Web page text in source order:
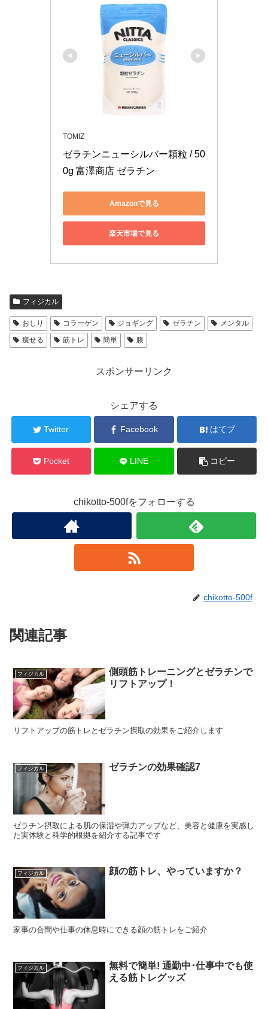
TOMIZ
ゼラチンニューシルバー顆粒 / 50
0g 富澤商店 ゼラチン
Amazonで見る
楽天市場で見る
フィジカル
おしり コラーゲン ジョギング ゼラチン
メンタル
痩せる
筋トレ 簡単 膝
スポンサーリンク
シェアする
Twitter Facebook はてブ
Pocket LINE コピー
chikotto-500fをフォローする
chikotto-500f
関連記事
フィジカル
側頭筋トレーニングとゼラチンで
リフトアップ！
リフトアップの筋トレとゼラチン摂取の効果をご紹介します
フィジカル ゼラチンの効果確認7
ゼラチン摂取による肌の保湿や弾力アップなど、美容と健康を実感し
た実体験と科学的根拠を紹介する記事です
フィジカル 顔の筋トレ、やっていますか？
家事の合間や仕事の休息時にできる顔の筋トレをご紹介
フィジカル
無料で簡単! 通勤中･仕事中でも使
える筋トレグッズ